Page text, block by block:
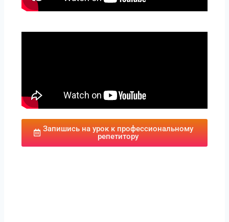
Запишись на урок к профессиональному
репетитору